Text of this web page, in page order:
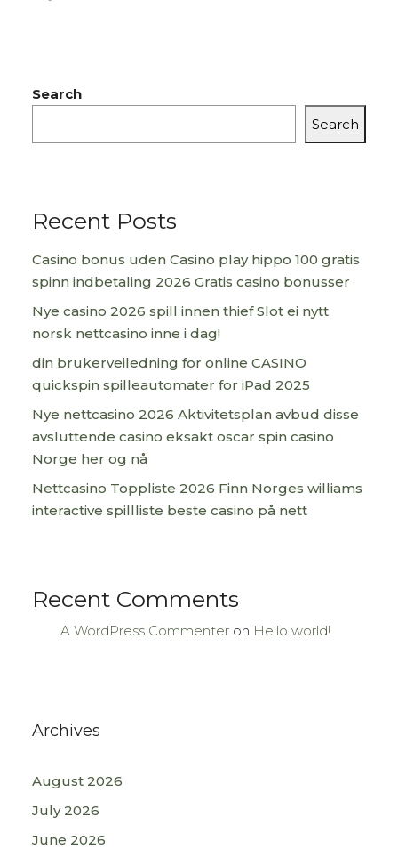
Search
Search
Recent Posts
Casino bonus uden Casino play hippo 100 gratis
spinn indbetaling 2026 Gratis casino bonusser
Nye casino 2026 spill innen thief Slot ei nytt
norsk nettcasino inne i dag!
din brukerveiledning for online CASINO
quickspin spilleautomater for iPad 2025
Nye nettcasino 2026 Aktivitetsplan avbud disse
avsluttende casino eksakt oscar spin casino
Norge her og nå
Nettcasino Toppliste 2026 Finn Norges williams
interactive spillliste beste casino på nett
Recent Comments
A WordPress Commenter on Hello world!
Archives
August 2026
July 2026
June 2026